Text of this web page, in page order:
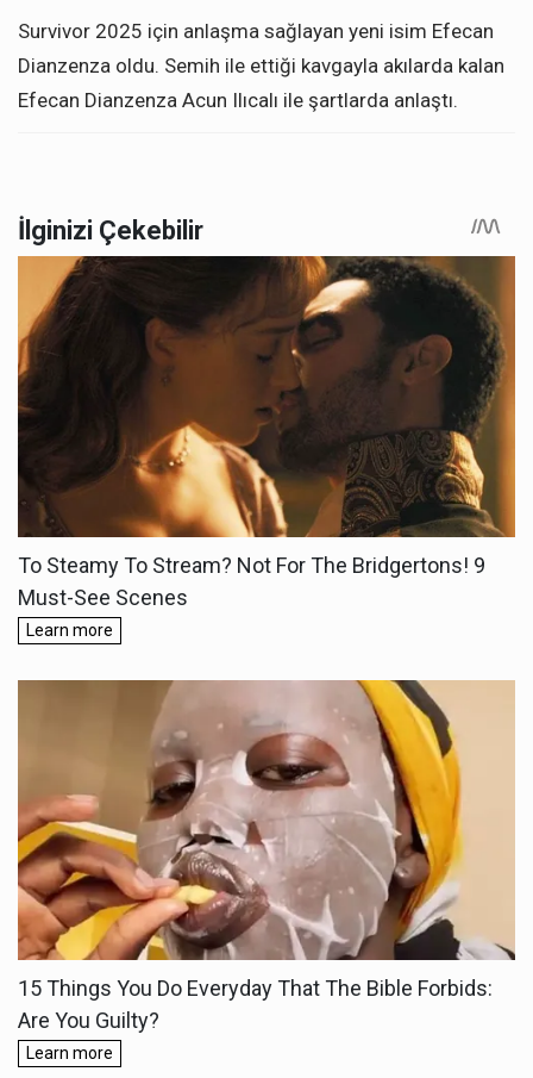
Survivor 2025 için anlaşma sağlayan yeni isim Efecan
Dianzenza oldu. Semih ile ettiği kavgayla akılarda kalan
Efecan Dianzenza Acun Ilıcalı ile şartlarda anlaştı.